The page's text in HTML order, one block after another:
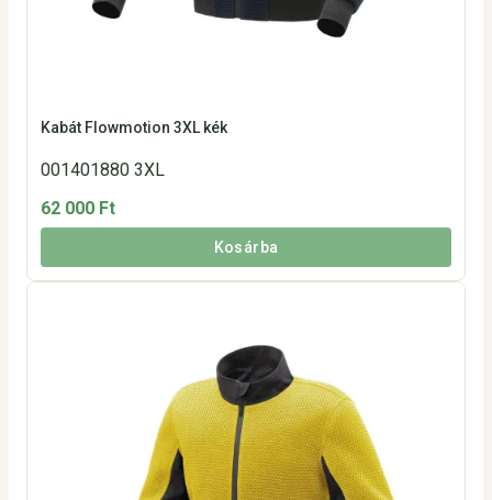
Kabát Flowmotion 3XL kék
001401880 3XL
62 000 Ft
Kosárba